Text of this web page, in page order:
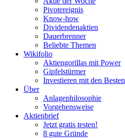
Pivotereignis
Know-how
Dividendenaktien
Dauerbrenner
Beliebte Themen
Wikifolio
Aktiengorillas mit Power
Gipfelstürmer
Investieren mit den Besten
Über
Anlagephilosophie
Vorgehensweise
Aktienbrief
Jetzt gratis testen!
8 gute Gründe